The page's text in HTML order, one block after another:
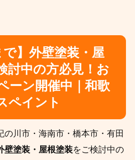
で】外壁塗装・屋
討中の方必見！お
ーン開催中｜和歌
ペイント
の川市・海南市・橋本市・有田
壁塗装・屋根塗装をご検討中の